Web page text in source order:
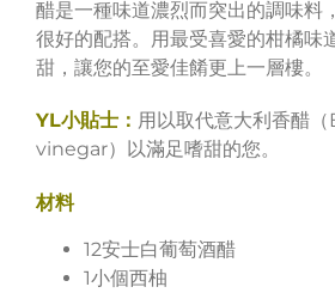
醋是一種味道濃烈而突出的調味料
很好的配搭。用最受喜愛的柑橘味
甜，讓您的至愛佳餚更上一層樓。
YL小貼士： 用以取代意大利香醋
vinegar）以滿足嗜甜的您。
材料
12安士白葡萄酒醋
1小個西柚